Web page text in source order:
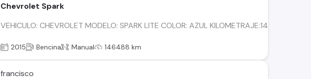
Chevrolet Spark
VEHICULO: CHEVROLET MODELO: SPARK LITE COLOR: AZUL
2015 Bencina Manual 146488 km
francisco